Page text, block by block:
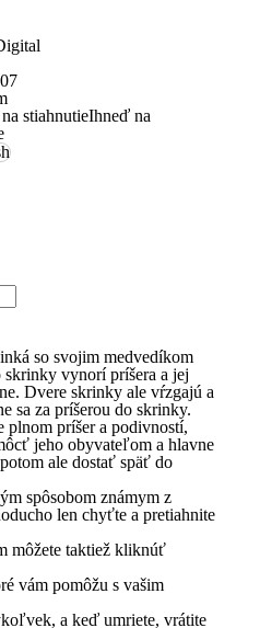
Ihneď na
so svojim medvedíkom
skrinky vynorí príšera a jej
Dvere skrinky ale vŕzgajú a
sa za príšerou do skrinky.
plnom príšer a podivností,
jeho obyvateľom a hlavne
ale dostať späť do
spôsobom známym z
len chyťte a pretiahnite
môžete taktiež kliknúť
vám pomôžu s vašim
a keď umriete, vrátite